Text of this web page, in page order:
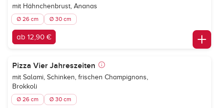
mit Hähnchenbrust, Ananas
Ø 26 cm Ø 30 cm
ab 12,90 €
Pizza Vier Jahreszeiten
mit Salami, Schinken, frischen Champignons,
Brokkoli
Ø 26 cm Ø 30 cm